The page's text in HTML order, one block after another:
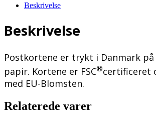
antal
Beskrivelse
Beskrivelse
Postkortene er trykt i Danmark på
papir. Kortene er FSC®certificeret
med EU-Blomsten.
Relaterede varer